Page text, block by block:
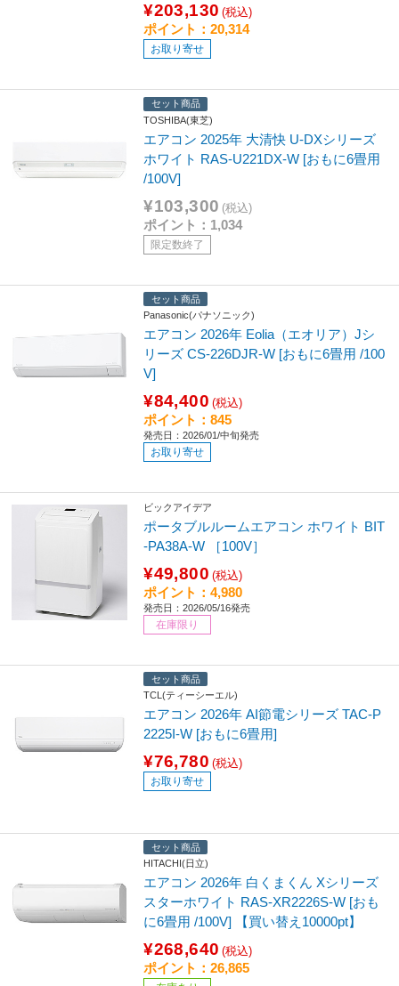
¥203,130 (税込)
ポイント：20,314
お取り寄せ
セット商品
TOSHIBA(東芝)
エアコン 2025年 大清快 U-DXシリーズ
ホワイト RAS-U221DX-W [おもに6畳用
/100V]
¥103,300 (税込)
ポイント：1,034
限定数終了
セット商品
Panasonic(パナソニック)
エアコン 2026年 Eolia（エオリア）Jシ
リーズ CS-226DJR-W [おもに6畳用 /100
V]
¥84,400 (税込)
ポイント：845
発売日：2026/01/中旬発売
お取り寄せ
ビックアイデア
ポータブルルームエアコン ホワイト BIT
-PA38A-W ［100V］
¥49,800 (税込)
ポイント：4,980
発売日：2026/05/16発売
在庫限り
セット商品
TCL(ティーシーエル)
エアコン 2026年 AI節電シリーズ TAC-P
2225I-W [おもに6畳用]
¥76,780 (税込)
お取り寄せ
セット商品
HITACHI(日立)
エアコン 2026年 白くまくん Xシリーズ
スターホワイト RAS-XR2226S-W [おも
に6畳用 /100V] 【買い替え10000pt】
¥268,640 (税込)
ポイント：26,865